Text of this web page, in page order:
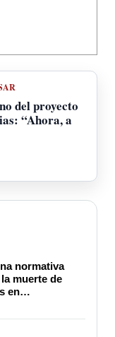
del proyecto
“Ahora, a
normativa
muerte de
en